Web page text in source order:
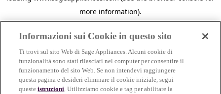
more information).
Informazioni sui Cookie in questo sito
Ti trovi sul sito Web di Sage Appliances. Alcuni cookie di
funzionalità sono stati rilasciati nel computer per consentire il
funzionamento del sito Web. Se non intendevi raggiungere
questa pagina e desideri eliminare il cookie iniziale, segui
questeistruzioni. Utilizziamo cookie e tag per abilitare la